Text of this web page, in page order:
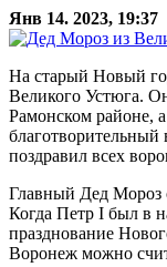
Янв 14. 2023, 19:37
На старый Новый
Великого Устюга.
Рамонском районе,
благотворительный
поздравил всех
Главный Дед Мороз
Когда Петр I был в
празднование
Воронеж можно